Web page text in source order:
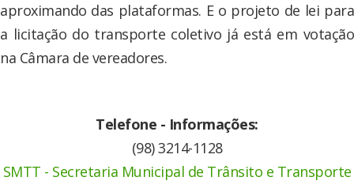
aproximando das plataformas. E o projeto de lei para
a licitação do transporte coletivo já está em votação
na Câmara de vereadores.
Telefone - Informações:
(98) 3214-1128
SMTT - Secretaria Municipal de Trânsito e Transporte